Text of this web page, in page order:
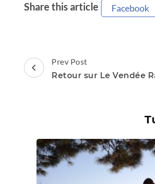
Share this article Facebook
Post
Navigation
Prev Post
Retour sur Le Vendée